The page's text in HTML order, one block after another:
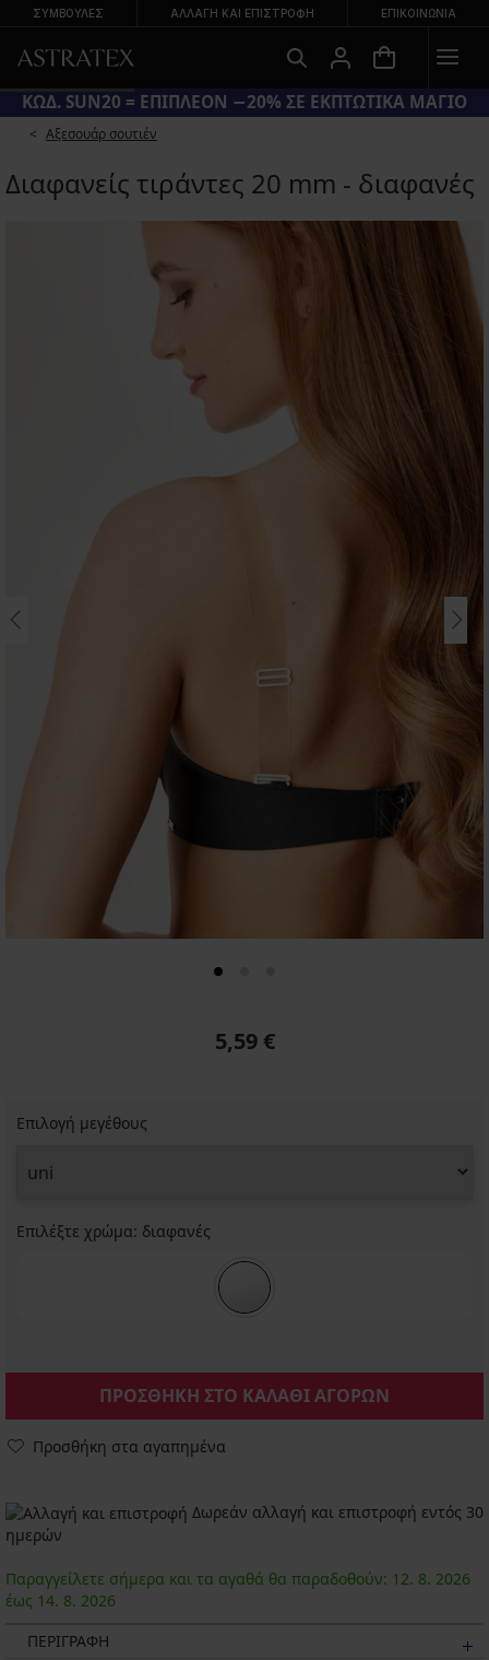
ΣΥΜΒΟΥΛΕΣ ΑΛΛΑΓΉ ΚΑΙ ΕΠΙΣΤΡΟΦΉ ΕΠΙΚΟΙΝΩΝΊΑ
ΚΩΔ. SUN20 = ΕΠΙΠΛΕΟΝ −20% ΣΕ ΕΚΠΤΩΤΙΚΑ ΜΑΓΙΟ
Αξεσουάρ σουτιέν
Διαφανείς τιράντες 20 mm - διαφανές
5,59 €
Επιλογή μεγέθους
Επιλέξτε χρώμα: διαφανές
ΠΡΟΣΘΗΚΗ ΣΤΟ ΚΑΛΑΘΙ ΑΓΟΡΩΝ
Προσθήκη στα αγαπημένα
Δωρεάν αλλαγή και επιστροφή εντός 30
ημερών
Παραγγείλετε σήμερα και τα αγαθά θα παραδοθούν: 12. 8. 2026
έως 14. 8. 2026
ΠΕΡΙΓΡΑΦΗ